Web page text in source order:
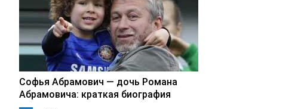
Софья Абрамович — дочь Романа
Абрамовича: краткая биография